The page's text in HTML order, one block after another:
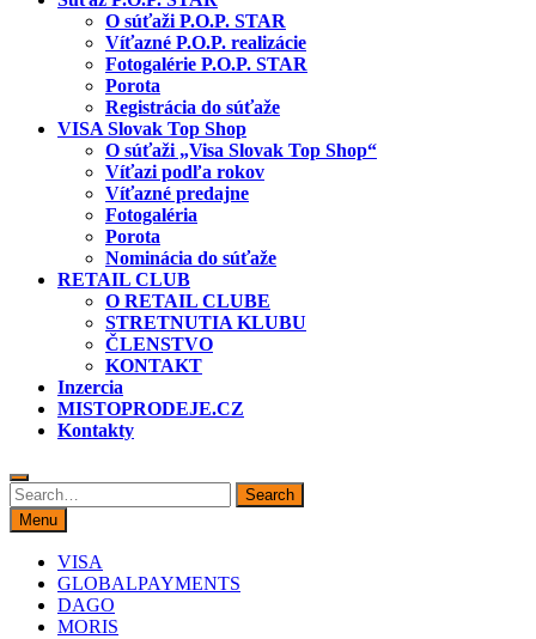
O súťaži P.O.P. STAR
Víťazné P.O.P. realizácie
Fotogalérie P.O.P. STAR
Porota
Registrácia do súťaže
VISA Slovak Top Shop
O súťaži „Visa Slovak Top Shop“
Víťazi podľa rokov
Víťazné predajne
Fotogaléria
Porota
Nominácia do súťaže
RETAIL CLUB
O RETAIL CLUBE
STRETNUTIA KLUBU
ČLENSTVO
KONTAKT
Inzercia
MISTOPRODEJE.CZ
Kontakty
Search
for:
Search
Menu
VISA
GLOBALPAYMENTS
DAGO
MORIS